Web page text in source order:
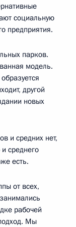
социальную
предприятия.
парков.
модель.
другой
новых
и средних нет,
среднего
есть.
от всех,
рабочей
Мы